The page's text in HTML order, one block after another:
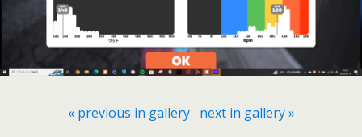
« previous in gallery next in gallery »